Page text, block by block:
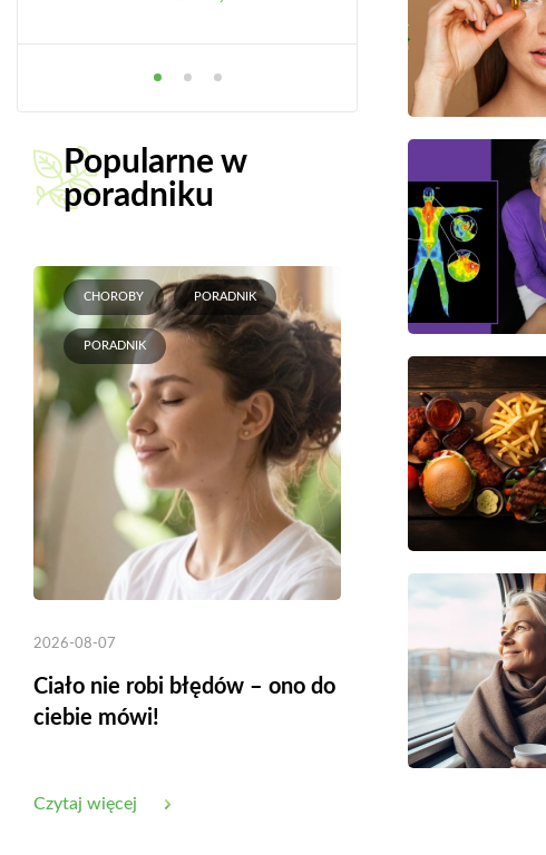
Popularne w
poradniku
CHOROBY PORADNIK
PORADNIK
2026-08-07
Ciało nie robi błędów – ono do
ciebie mówi!
Czytaj więcej